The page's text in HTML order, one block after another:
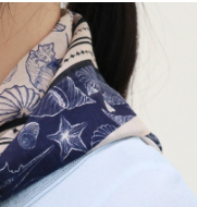
即使用無須另外申請。
自動跳轉到大哥付的交易
款截止日，確認付款後即完
易確認頁面所載為準。
核未通過，訂單將自動取
哥付你分期系統評分，恕無
支付方式。 讓您購物簡單
。
。